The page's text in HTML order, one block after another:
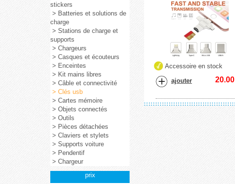
stickers
> Batteries et solutions de
charge
> Stations de charge et
supports
> Chargeurs
> Casques et écouteurs
> Enceintes
> Kit mains libres
> Câble et connectivité
> Clés usb
> Cartes mémoire
> Objets connectés
> Outils
> Pièces détachées
> Claviers et stylets
> Supports voiture
> Pendentif
> Chargeur
prix
Accessoire en stock
ajouter 20.00